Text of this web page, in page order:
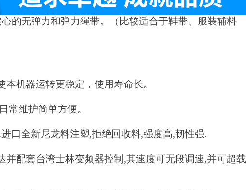
的无弹力和弹力绳带。（比较适合于鞋带、服装辅料
机器运转更稳定，使用寿命长。
常维护简单方便。
口全新尼龙料注塑,拒绝回收料,强度高,韧性强.
并配套台湾士林变频器控制,其速度可无段调速,并可超载